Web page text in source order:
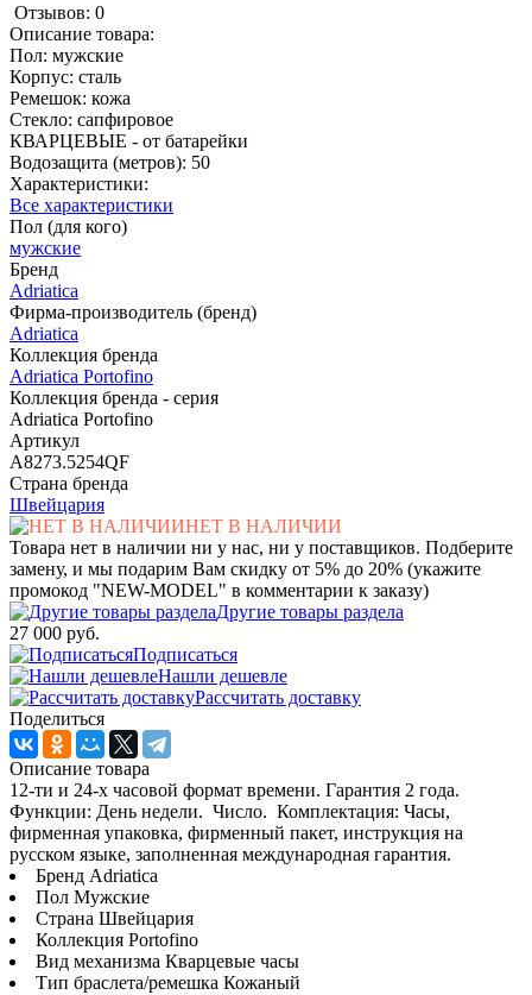
Отзывов: 0
Описание товара:
Пол: мужские
Корпус: сталь
Ремешок: кожа
Стекло: сапфировое
КВАРЦЕВЫЕ - от батарейки
Водозащита (метров): 50
Характеристики:
Все характеристики
Пол (для кого)
мужские
Бренд
Adriatica
Фирма-производитель (бренд)
Adriatica
Коллекция бренда
Adriatica Portofino
Коллекция бренда - серия
Adriatica Portofino
Артикул
A8273.5254QF
Страна бренда
Швейцария
НЕТ В НАЛИЧИИ
Товара нет в наличии ни у нас, ни у поставщиков. Подберите
замену, и мы подарим Вам скидку от 5% до 20% (укажите
промокод "NEW-MODEL" в комментарии к заказу)
Другие товары раздела
27 000 руб.
Подписаться
Нашли дешевле
Рассчитать доставку
Поделиться
Описание товара
12-ти и 24-х часовой формат времени. Гарантия 2 года.
Функции: День недели. Число. Комплектация: Часы,
фирменная упаковка, фирменный пакет, инструкция на
русском языке, заполненная международная гарантия.
Бренд Adriatica
Пол Мужские
Страна Швейцария
Коллекция Portofino
Вид механизма Кварцевые часы
Тип браслета/ремешка Кожаный